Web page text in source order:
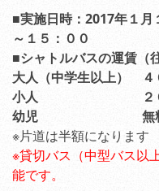
■実施日時：2017年１
～１５：００
■シャトルバスの運賃（
大人（中学生以上） ４
小人 ２０
幼児 無
※片道は半額になります
※貸切バス（中型バス以
能です。